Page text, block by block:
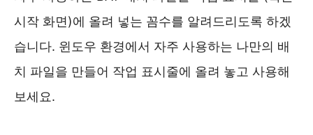
시작 화면)에 올려 넣는 꼼수를 알려드리도록 하겠
습니다. 윈도우 환경에서 자주 사용하는 나만의 배
치 파일을 만들어 작업 표시줄에 올려 놓고 사용해
보세요.